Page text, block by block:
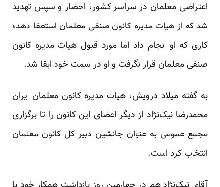
اعتراضی معلمان در سراسر کشور، احضار و سپس تهدید
شد که از هیات مدیره کانون صنفی معلمان استعفا دهد؛
کاری که او انجام داد اما مورد قبول هیات مدیره کانون
صنفی معلمان قرار نگرفت و او در سمت خود ابقا شد.
به گفته میلاد درویش، هیات مدیره کانون معلمان ایران
محمدرضا نیک‌نژاد از دیگر اعضای این کانون را تا برگزاری
مجمع عمومی به عنوان جانشین دبیر کل کانون معلمان
انتخاب کرد است.